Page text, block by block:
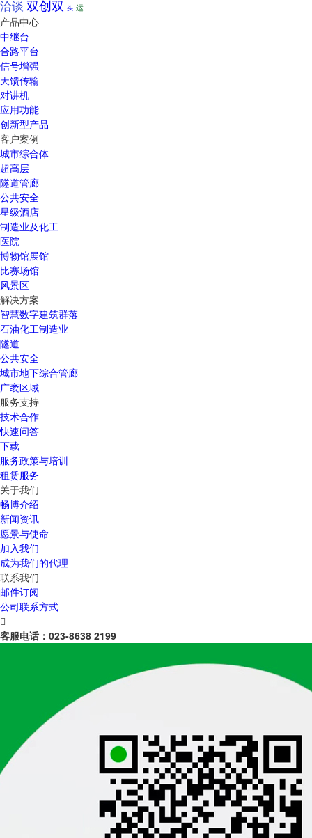
洽谈 双创双 头 运
产品中心
中继台
合路平台
信号增强
天馈传输
对讲机
应用功能
创新型产品
客户案例
城市综合体
超高层
隧道管廊
公共安全
星级酒店
制造业及化工
医院
博物馆展馆
比赛场馆
风景区
解决方案
智慧数字建筑群落
石油化工制造业
隧道
公共安全
城市地下综合管廊
广袤区域
服务支持
技术合作
快速问答
下载
服务政策与培训
租赁服务
关于我们
畅博介绍
新闻资讯
愿景与使命
加入我们
成为我们的代理
联系我们
邮件订阅
公司联系方式

客服电话： 023-8638 2199